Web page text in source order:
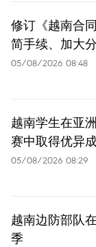
修订《越南合
简手续、加大
05/08/2026 08:48
越南学生在亚
赛中取得优异
05/08/2026 08:29
越南边防部队
季